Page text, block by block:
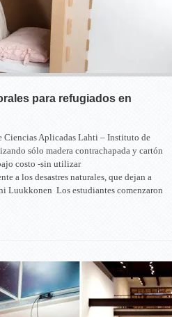
para refugiados en
Ciencias Aplicadas Lahti – Instituto de
sólo madera contrachapada y cartón
costo -sin utilizar
a los desastres naturales, que dejan a
Luukkonen Los estudiantes comenzaron